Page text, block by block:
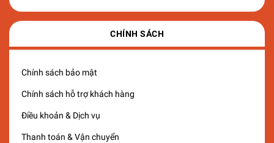
CHÍNH SÁCH
Chính sách bảo mật
Chính sách hỗ trợ khách hàng
Điều khoản & Dịch vụ
Thanh toán & Vận chuyển